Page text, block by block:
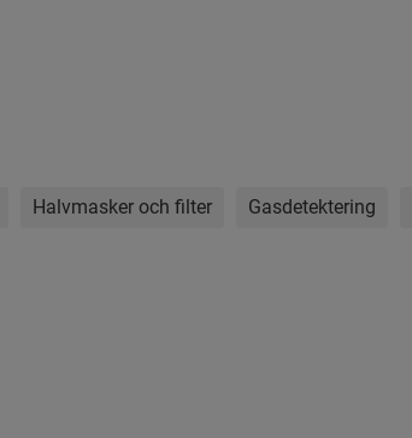
Halvmasker och filter Gasdetektering